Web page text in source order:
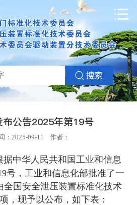
布公告2025年第19号
：2025-09-11 作者：
据中华人民共和国工业和信息
号，工业和信息化部批准了一
全国安全泄压装置标准化技术
，现予以公布，如下表：